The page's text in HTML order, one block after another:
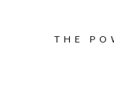
THE